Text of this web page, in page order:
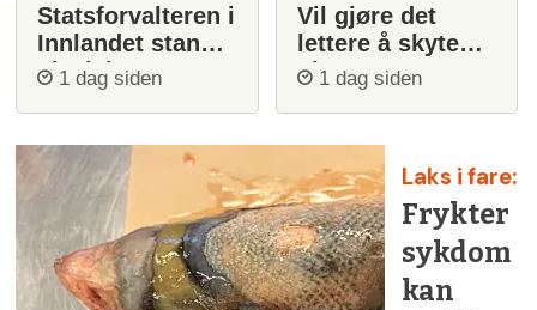
Statsforvalteren i
Innlandet stanser
ulvejakt
1 dag siden
Vil gjøre det
lettere å skyte
ulv1 dag siden
Laks i fare:
Frykter
sykdom
kan